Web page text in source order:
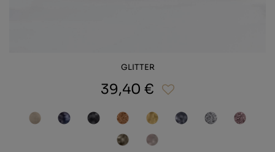
GLITTER
39,40 €